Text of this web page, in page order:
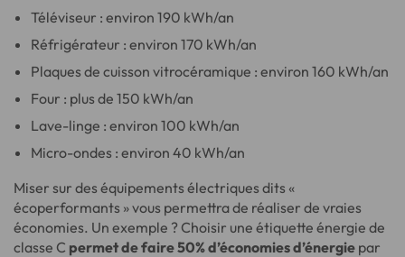
Téléviseur : environ 190 kWh/an
Réfrigérateur : environ 170 kWh/an
Plaques de cuisson vitrocéramique : environ 160 kWh/an
Four : plus de 150 kWh/an
Lave-linge : environ 100 kWh/an
Micro-ondes : environ 40 kWh/an
Miser sur des équipements électriques dits «
écoperformants » vous permettra de réaliser de vraies
économies. Un exemple ? Choisir une étiquette énergie de
classe C permet de faire 50% d’économies d’énergie par